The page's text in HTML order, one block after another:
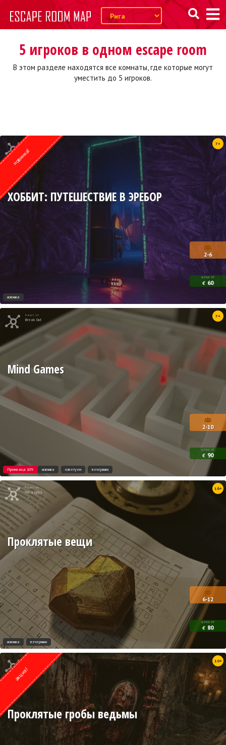
5 игроков в одном escape room
В этом разделе находятся все комнаты, где которые могут
уместить до 5 игроков.
новинка!
7+
2-6
цена от
€ 60
ХОББИТ: ПУТЕШЕСТВИЕ В ЭРЕБОР
новинка
Квест от
Break Out
7+
2-10
цена от
€ 90
Mind Games
Промо код 10% новинка советуем вечеринки
Квест от
Weasgley
16+
6-12
цена от
€ 80
Проклятые вещи
новинка вечеринки
акция!
10+
Проклятые гробы ведьмы